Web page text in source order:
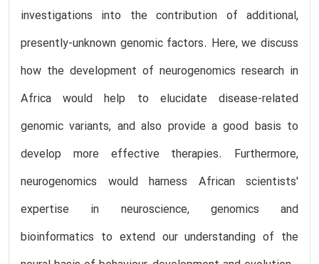
investigations into the contribution of additional,
presently-unknown genomic factors. Here, we discuss
how the development of neurogenomics research in
Africa would help to elucidate disease-related
genomic variants, and also provide a good basis to
develop more effective therapies. Furthermore,
neurogenomics would harness African scientists'
expertise in neuroscience, genomics and
bioinformatics to extend our understanding of the